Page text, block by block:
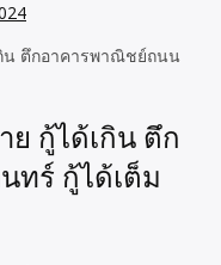
น ตึกอาคารพาณิชย์ถนน
กู้ได้เกิน ตึก
ทร์ กู้ได้เต็ม